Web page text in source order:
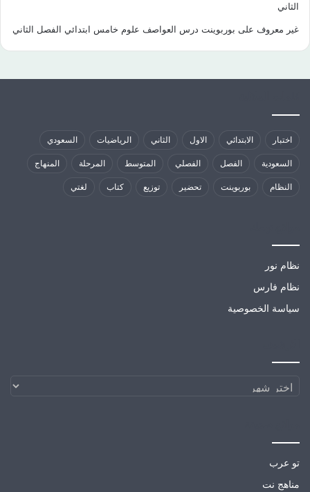
الثاني
غير معروف على بوربوينت درس العواصف علوم خامس ابتدائي الفصل الثاني
اختبار الابتدائي الاول الثاني الرياضيات السعودي
السعودية الفصل الفصلي المتوسط المرحلة المنهاج
النظام بوربوينت تحضير توزيع كتاب لغتي
نظام نور
نظام فارس
سياسة الخصوصية
الارشيف
تو عرب
مناهج نت